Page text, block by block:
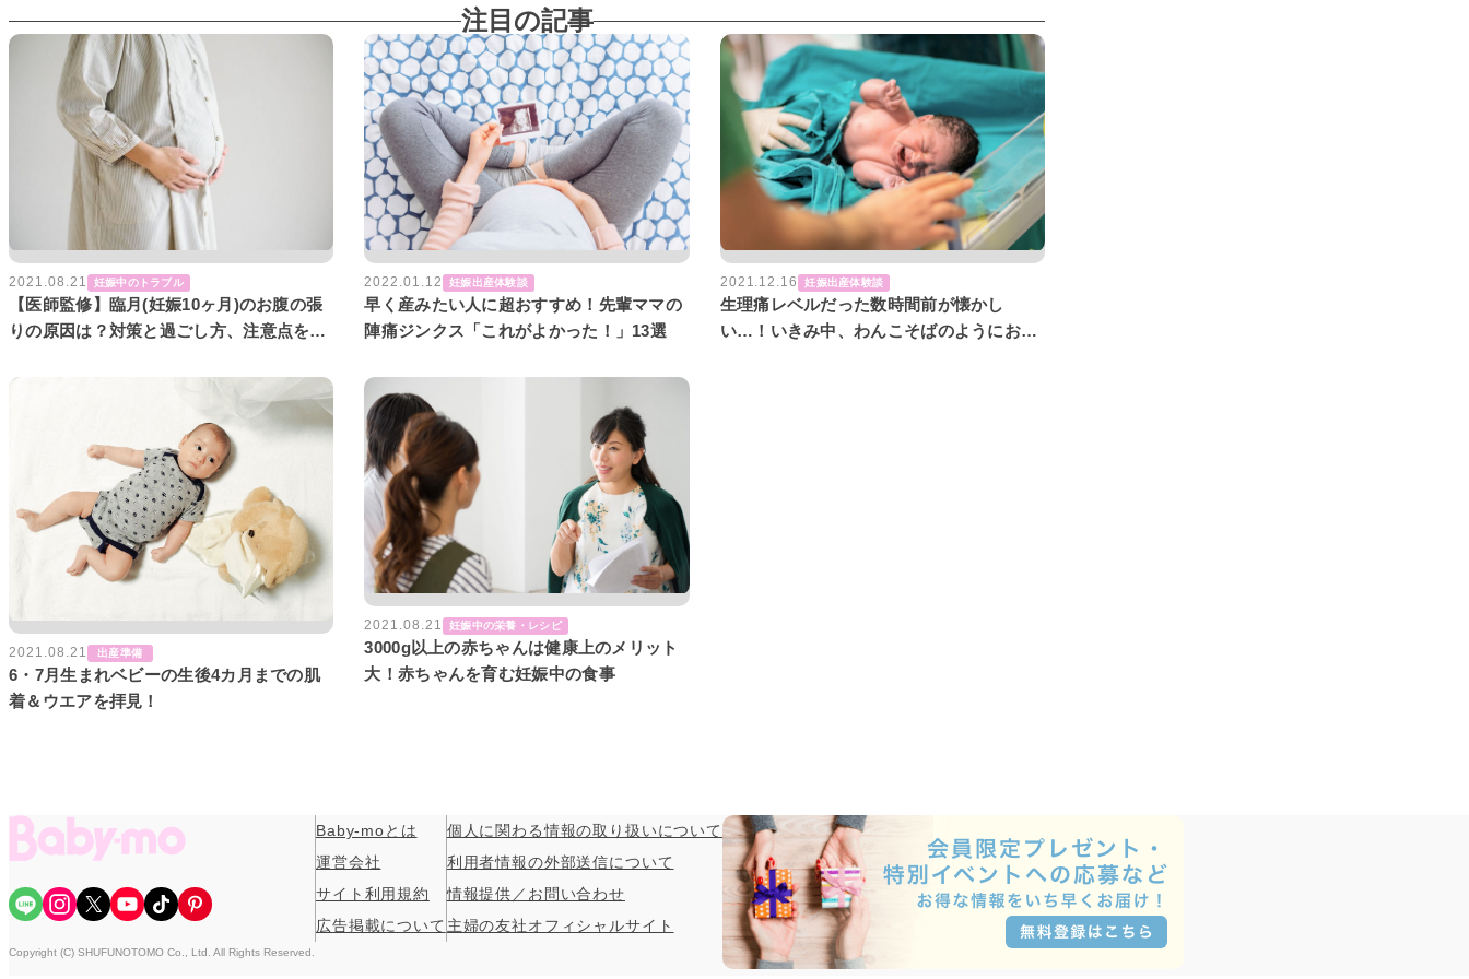
注目の記事
2021.08.21 妊娠中のトラブル
【医師監修】臨月(妊娠10ヶ月)のお腹の張
りの原因は？対策と過ごし方、注意点を紹
2022.01.12 妊娠出産体験談
早く産みたい人に超おすすめ！先輩ママの
陣痛ジンクス「これがよかった！」13選
2021.12.16 妊娠出産体験談
生理痛レベルだった数時間前が懐かし
い…！いきみ中、わんこそばのようにおに
2021.08.21 出産準備
6・7月生まれベビーの生後4カ月までの肌
着＆ウエアを拝見！
2021.08.21 妊娠中の栄養・レシピ
3000g以上の赤ちゃんは健康上のメリット
大！赤ちゃんを育む妊娠中の食事
Share Icon Instagram X YouTube TikTok Pinterest
Copyright (C) SHUFUNOTOMO Co., Ltd. All Rights Reserved.
Baby-moとは
運営会社
サイト利用規約
広告掲載について
個人に関わる情報の取り扱いについて
利用者情報の外部送信について
情報提供／お問い合わせ
主婦の友社オフィシャルサイト